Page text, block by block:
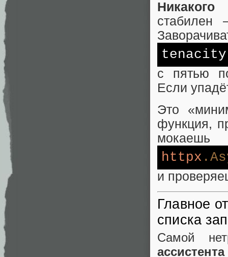
стабилен
tenacity
с пятью
Если
Это
функция,
мокаешь
httpx
и
Главное
списка
Самой